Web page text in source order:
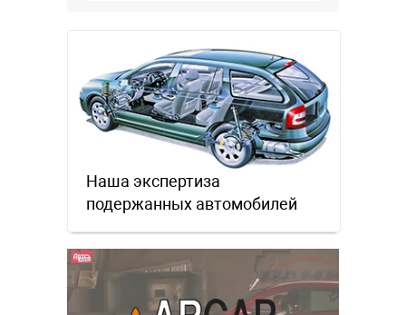
Наша экспертиза
подержанных автомобилей